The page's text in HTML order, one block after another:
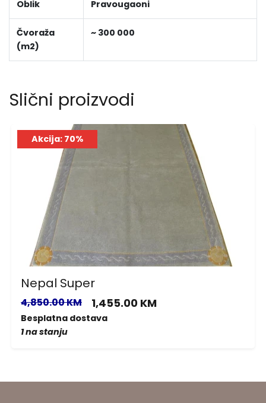
Oblik Pravougaoni
Čvoraža
(m2)
~ 300 000
Slični proizvodi
Akcija: 70%
Nepal Super
4,850.00 KM 1,455.00 KM
Besplatna dostava
1 na stanju